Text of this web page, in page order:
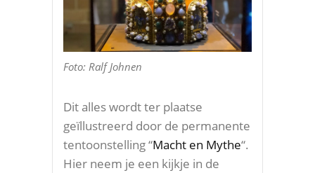
Foto: Ralf Johnen
Dit alles wordt ter plaatse
geïllustreerd door de permanente
tentoonstelling “Macht en Mythe“.
Hier neem je een kijkje in de